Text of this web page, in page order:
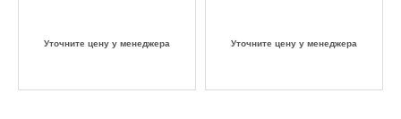
Уточните цену у менеджера Уточните цену у менеджера